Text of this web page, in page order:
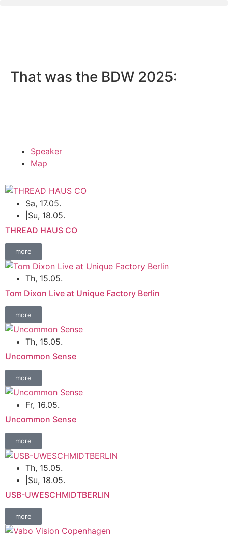
That was the BDW 2025:
Speaker
Map
Sa, 17.05.
Su, 18.05.
THREAD HAUS CO
more
Th, 15.05.
Tom Dixon Live at Unique Factory Berlin
more
Th, 15.05.
Uncommon Sense
more
Fr, 16.05.
Uncommon Sense
more
Th, 15.05.
Su, 18.05.
USB-UWESCHMIDTBERLIN
more